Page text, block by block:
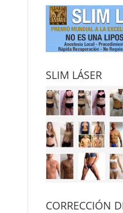
SLIM LÁSER
CORRECCIÓN